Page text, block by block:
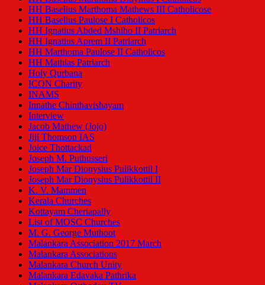
HH Baselius Marthoma Mathews III Catholicose
HH Baselius Paulose I Catholicos
HH Ignatius Abded Mshiho II Patriarch
HH Ignatius Aprem II Patriarch
HH Marthoma Paulose II Catholicos
HH Mathias Patriarch
Holy Qurbana
ICON Charity
INAMS
Innathe Chinthavishayam
Interview
Jacob Mathew (Jojo)
Jiji Thomson IAS
Joice Thottackad
Joseph M. Puthusseri
Joseph Mar Dionysius Pulikkottil I
Joseph Mar Dionysius Pulikkottil II
K. V. Mammen
Kerala Churches
Kottayam Cheriapally
List of MOSC Churches
M. G. George Muthoot
Malankara Association 2017 March
Malankara Associations
Malankara Church Unity
Malankara Edavaka Pathrika